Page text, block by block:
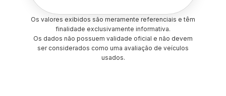
Os valores exibidos são meramente referenciais e têm
finalidade exclusivamente informativa.
Os dados não possuem validade oficial e não devem
ser considerados como uma avaliação de veículos
usados.